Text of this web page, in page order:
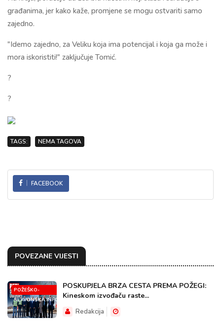
građanima, jer kako kaže, promjene se mogu ostvariti samo
zajedno.
"Idemo zajedno, za Veliku koja ima potencijal i koja ga može i
mora iskoristiti!" zaključuje Tomić.
?
?
TAGS: NEMA TAGOVA
FACEBOOK
POVEZANE VIJESTI
POŽEŠKO-
SLAVONSKA.INFO
POSKUPJELA BRZA CESTA PREMA POŽEGI:
Kineskom izvođaču raste...
Redakcija